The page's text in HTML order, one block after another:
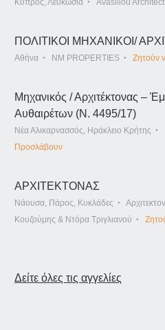
Κύπρος, Λευκωσια AVasiliou
ΠΟΛΙΤΙΚΟΙ ΜΗΧΑΝΙΚΟΙ/
Αθήνα NM PROPERTIES Ζητούν
Μηχανικός / Αρχιτέκτονας –
Αυθαιρέτων (Ν. 4495/17)
Νέα Αλικαρνασσός, Ηράκλειο Κρήτης
Προσλάβουν
ΑΡΧΙΤΕΚΤΟΝΑΣ
Νάουσα, Πάρος, Κυκλάδες
Κουζούμης & Ντόρα Τριγλιανού
Δείτε όλες τις αγγελίες